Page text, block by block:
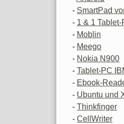
- SmartPad
- 1 & 1 Tablet-
- Moblin
- Meego
- Nokia N900
- Tablet-PC
- Ebook-
- Ubuntu und
- Thinkfinger
- CellWriter